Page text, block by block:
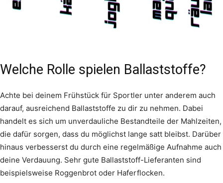
Welche Rolle spielen Ballaststoffe?
Achte bei deinem Frühstück für Sportler unter anderem auch
darauf, ausreichend Ballaststoffe zu dir zu nehmen. Dabei
handelt es sich um unverdauliche Bestandteile der Mahlzeiten,
die dafür sorgen, dass du möglichst lange satt bleibst. Darüber
hinaus verbesserst du durch eine regelmäßige Aufnahme auch
deine Verdauung. Sehr gute Ballaststoff-Lieferanten sind
beispielsweise Roggenbrot oder Haferflocken.